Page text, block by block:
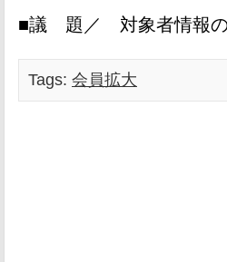
■議 題／ 対象者情報の
Tags: 会員拡大